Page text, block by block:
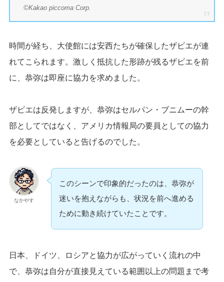
©Kakao piccoma Corp.
時間が経ち、大使館には安西たちが確保したザビエが連
れてこられます。激しく抵抗した形跡が残るザビエを前
に、恭弥は即座に協力を求めました。
ザビエは反発しますが、恭弥はセルパン・ブニムーの幹
部としてではなく、アメリカ情報局の要員としての協力
を必要としていると告げるのでした。
なかやす
このシーンで印象的だったのは、恭弥が
迷いを抱えながらも、状況を前へ進める
ために動き続けていたことです。
日本、ドイツ、ロシアと協力が広がっていく流れの中
で、恭弥は自分が直接見えている範囲以上の問題まで考